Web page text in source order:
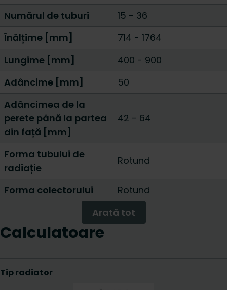
Numărul de tuburi 15 - 36
Înălțime [mm]
714 - 1764
Lungime [mm]
400 - 900
Adâncime [mm]
50
Adâncimea de la
perete până la partea
din față [mm]
42 - 64
Forma tubului de
radiație
Rotund
Forma colectorului
Rotund
Arată tot
Calculatoare